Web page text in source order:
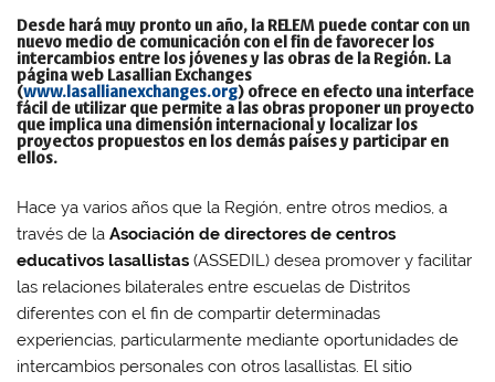
Desde hará muy pronto un año, la RELEM puede contar con un
nuevo medio de comunicación con el fin de favorecer los
intercambios entre los jóvenes y las obras de la Región. La
página web Lasallian Exchanges
(www.lasallianexchanges.org) ofrece en efecto una interface
fácil de utilizar que permite a las obras proponer un proyecto
que implica una dimensión internacional y localizar los
proyectos propuestos en los demás países y participar en
ellos.
Hace ya varios años que la Región, entre otros medios, a
través de laAsociación de directores de centros
educativos lasallistas (ASSEDIL) desea promover y facilitar
las relaciones bilaterales entre escuelas de Distritos
diferentes con el fin de compartir determinadas
experiencias, particularmente mediante oportunidades de
intercambios personales con otros lasallistas. El sitio